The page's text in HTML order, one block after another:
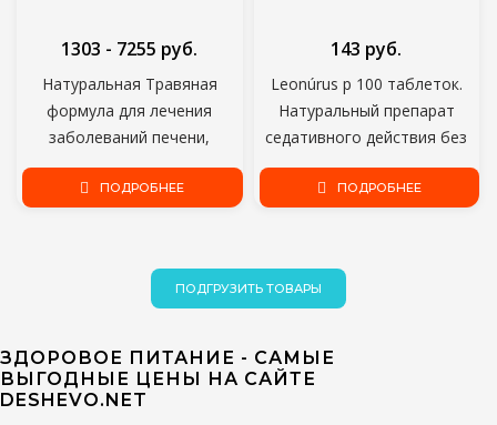
Натуральная Травяная
формула для лечения
заболеваний печени,
Профилактики Гепатитов А,
В и С, Лечения и
заболеваний печени
1303 - 7255 руб.
ПОДРОБНЕЕ
Leonúrus p 100 таблеток.
Натуральный препарат
седативного действия без
снотворного.
143 руб.
ПОДРОБНЕЕ
ПОДГРУЗИТЬ ТОВАРЫ
ЗДОРОВОЕ ПИТАНИЕ - САМЫЕ
ВЫГОДНЫЕ ЦЕНЫ НА САЙТЕ
DESHEVO.NET